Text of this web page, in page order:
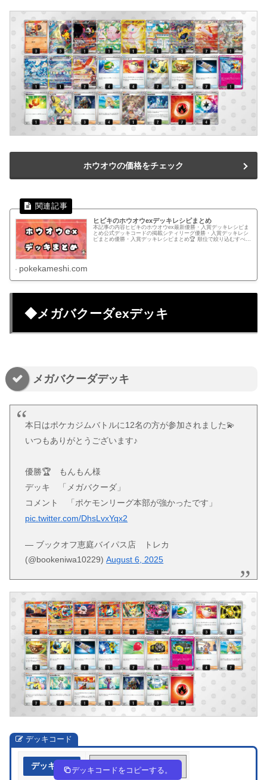
ホウオウの価格をチェック
ヒビキのホウオウexデッキレシピまとめ
本記事の内容ヒビキのホウオウex最新優勝・入賞デッキレシピま
とめ公式デッキコードの掲載シティリーグ優勝・入賞デッキレシ
ピまとめ優勝・入賞デッキレシピまとめ🏆 順位で絞り込むすべて
pokekameshi.com
◆メガバクーダexデッキ
メガバクーダデッキ
本日はポケカジムバトルに12名の方が参加されました💫
いつもありがとうございます♪
優勝🏆 もんもん様
デッキ 「メガバクーダ」
コメント 「ポケモンリーグ本部が強かったです」
pic.twitter.com/DhsLvxYqx2
— ブックオフ恵庭バイパス店 トレカ
(@bookeniwa10229)August 6, 2025
デッキコード
デッキ作成 8ccKca-SBnT89-Dac8Yc
デッキコードをコピーする。